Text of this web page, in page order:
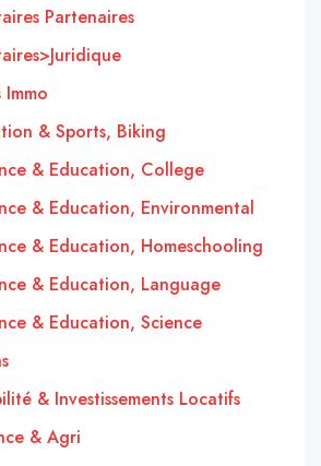
Partenaires
& Sports, Biking
& Education, College
& Education, Environmental
& Education, Homeschooling
& Education, Language
& Education, Science
& Investissements Locatifs
& Agri